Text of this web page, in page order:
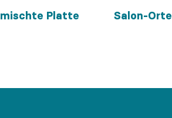
Platte Salon-Orte